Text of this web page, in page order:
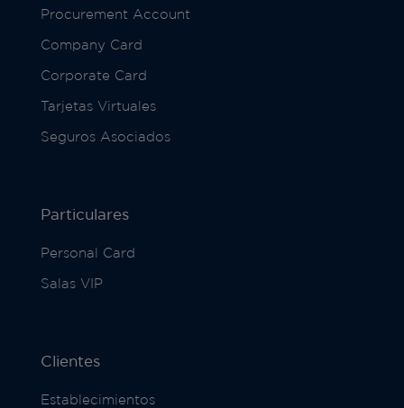
Procurement Account
Company Card
Corporate Card
Tarjetas Virtuales
Seguros Asociados
Particulares
Personal Card
Salas VIP
Clientes
Establecimientos